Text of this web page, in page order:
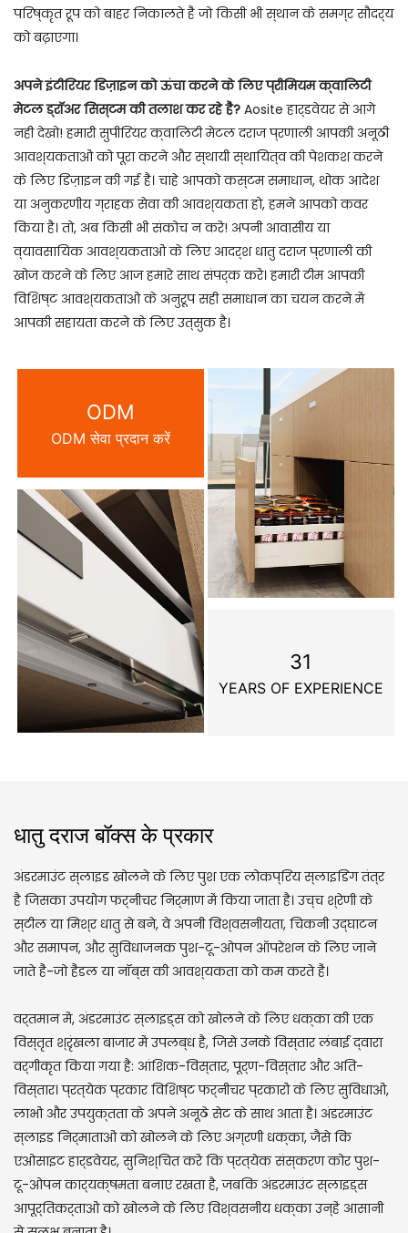
परिष्कृत रूप को बाहर निकालते हैं जो किसी भी स्थान के समग्र सौंदर्य
को बढ़ाएगा।
अपने इंटीरियर डिज़ाइन को ऊंचा करने के लिए प्रीमियम क्वालिटी
मेटल ड्रॉअर सिस्टम की तलाश कर रहे हैं? Aosite हार्डवेयर से आगे
नहीं देखो! हमारी सुपीरियर क्वालिटी मेटल दराज प्रणाली आपकी अनूठी
आवश्यकताओं को पूरा करने और स्थायी स्थायित्व की पेशकश करने
के लिए डिज़ाइन की गई है। चाहे आपको कस्टम समाधान, थोक आदेश
या अनुकरणीय ग्राहक सेवा की आवश्यकता हो, हमने आपको कवर
किया है। तो, अब किसी भी संकोच न करें! अपनी आवासीय या
व्यावसायिक आवश्यकताओं के लिए आदर्श धातु दराज प्रणाली की
खोज करने के लिए आज हमारे साथ संपर्क करें। हमारी टीम आपकी
विशिष्ट आवश्यकताओं के अनुरूप सही समाधान का चयन करने में
आपकी सहायता करने के लिए उत्सुक है।
ODM
ODM सेवा प्रदान करें
31
YEARS OF EXPERIENCE
धातु दराज बॉक्स के प्रकार
अंडरमाउंट स्लाइड खोलने के लिए पुश एक लोकप्रिय स्लाइडिंग तंत्र
है जिसका उपयोग फर्नीचर निर्माण में किया जाता है। उच्च श्रेणी के
स्टील या मिश्र धातु से बने, वे अपनी विश्वसनीयता, चिकनी उद्घाटन
और समापन, और सुविधाजनक पुश-टू-ओपन ऑपरेशन के लिए जाने
जाते हैं-जो हैंडल या नॉब्स की आवश्यकता को कम करते हैं।
वर्तमान में, अंडरमाउंट स्लाइड्स को खोलने के लिए धक्का की एक
विस्तृत श्रृंखला बाजार में उपलब्ध है, जिसे उनके विस्तार लंबाई द्वारा
वर्गीकृत किया गया है: आंशिक-विस्तार, पूर्ण-विस्तार और अति-
विस्तार। प्रत्येक प्रकार विशिष्ट फर्नीचर प्रकारों के लिए सुविधाओं,
लाभों और उपयुक्तता के अपने अनूठे सेट के साथ आता है। अंडरमाउंट
स्लाइड निर्माताओं को खोलने के लिए अग्रणी धक्का, जैसे कि
एओसाइट हार्डवेयर, सुनिश्चित करें कि प्रत्येक संस्करण कोर पुश-
टू-ओपन कार्यक्षमता बनाए रखता है, जबकि अंडरमाउंट स्लाइड्स
आपूर्तिकर्ताओं को खोलने के लिए विश्वसनीय धक्का उन्हें आसानी